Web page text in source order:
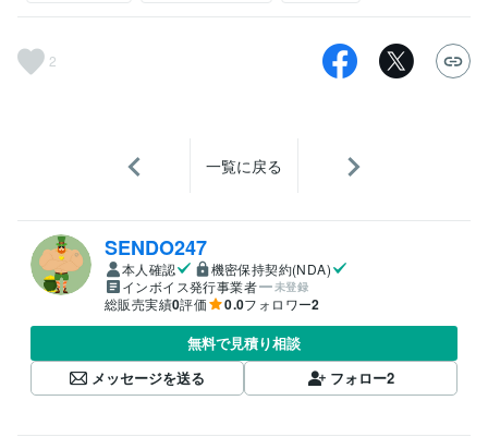
2
一覧に戻る
SENDO247
本人確認
機密保持契約(NDA)
インボイス発行事業者
未登録
総販売実績0評価 0.0フォロワー2
無料で見積り相談
メッセージを送る
フォロー2